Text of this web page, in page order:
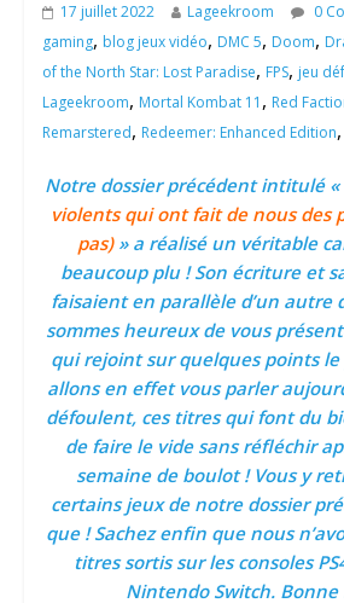
17 juillet 2022 Lageekroom 0
gaming, blog jeux vidéo, DMC 5, Doom,
of the North Star: Lost Paradise, FPS, jeu
Lageekroom, Mortal Kombat 11 , Red
Remarstered, Redeemer: Enhanced Edition,
Notre dossier précédent intitulé «
violents qui ont fait de nous des
pas)» a réalisé un véritable
beaucoup plu ! Son écriture et
faisaient en parallèle d’un autre
sommes heureux de vous
qui rejoint sur quelques points
allons en effet vous parler
défoulent, ces titres qui font du
de faire le vide sans réfléchir
semaine de boulot ! Vous y
certains jeux de notre dossier
que ! Sachez enfin que nous
titres sortis sur les consoles
Nintendo Switch.